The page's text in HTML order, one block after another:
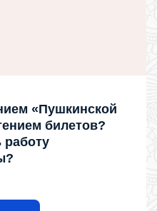
«Пушкинской
билетов?
работу